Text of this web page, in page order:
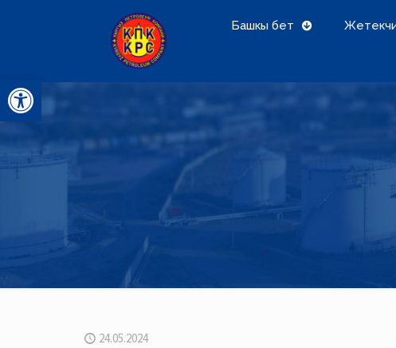
Open toolbar
Башкы бет
24.05.2024